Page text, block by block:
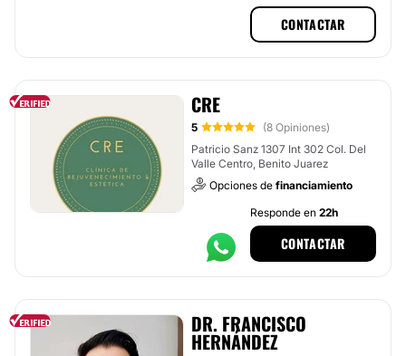
CONTACTAR
CRE
5
(8 Opiniones)
Patricio Sanz 1307 Int 302 Col. Del
Valle Centro, Benito Juarez
Opciones de financiamiento
Responde en 22h
CONTACTAR
DR. FRANCISCO
HERNÁNDEZ